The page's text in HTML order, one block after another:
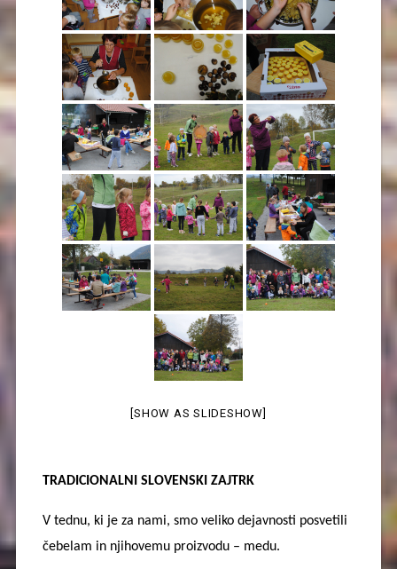
[SHOW AS SLIDESHOW]
TRADICIONALNI SLOVENSKI ZAJTRK
V tednu, ki je za nami, smo veliko dejavnosti posvetili
čebelam in njihovemu proizvodu – medu.